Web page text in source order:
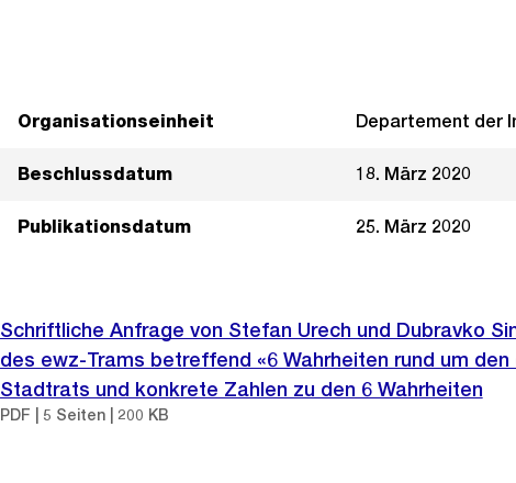
Organisationseinheit Departement der
Beschlussdatum 18. März 2020
Publikationsdatum 25. März 2020
Schriftliche Anfrage von Stefan Urech und Dubravko
des ewz-Trams betreffend «6 Wahrheiten rund um den
Stadtrats und konkrete Zahlen zu den 6 Wahrheiten
PDF | 5 Seiten | 200 KB